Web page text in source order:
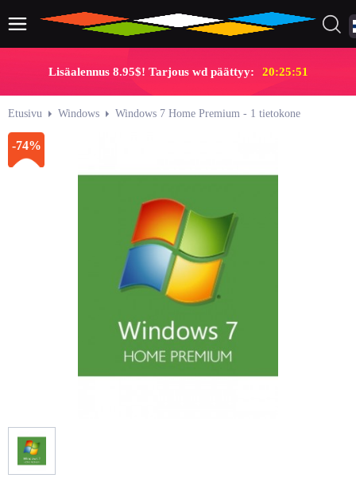
Lisäalennus 8.95$! Tarjous wd päättyy: 20:25:51
Etusivu Windows Windows 7 Home Premium - 1 tietokone
-74%